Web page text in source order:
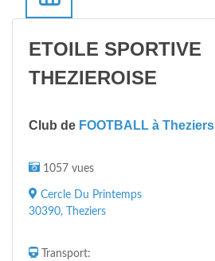
ETOILE SPORTIVE
THEZIEROISE
Club de FOOTBALL à Theziers
1057 vues
Cercle Du Printemps
30390, Theziers
Transport: